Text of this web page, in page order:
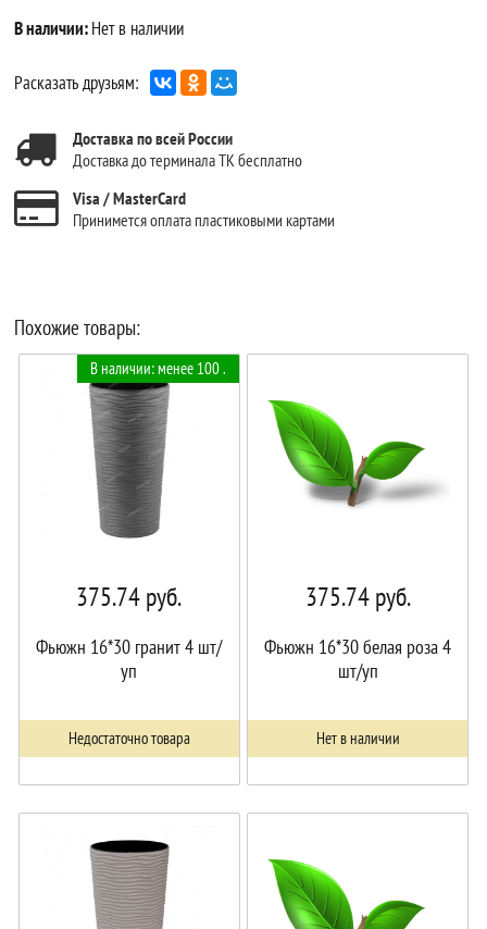
В наличии:Нет в наличии
Расказать друзьям:
Доставка по всей России
Доставка до терминала ТК бесплатно
Visa / MasterCard
Принимется оплата пластиковыми картами
Похожие товары:
В наличии: менее 100 .
375.74руб.
Фьюжн 16*30 гранит 4 шт/
уп
Недостаточно товара
375.74руб.
Фьюжн 16*30 белая роза 4
шт/уп
Нет в наличии